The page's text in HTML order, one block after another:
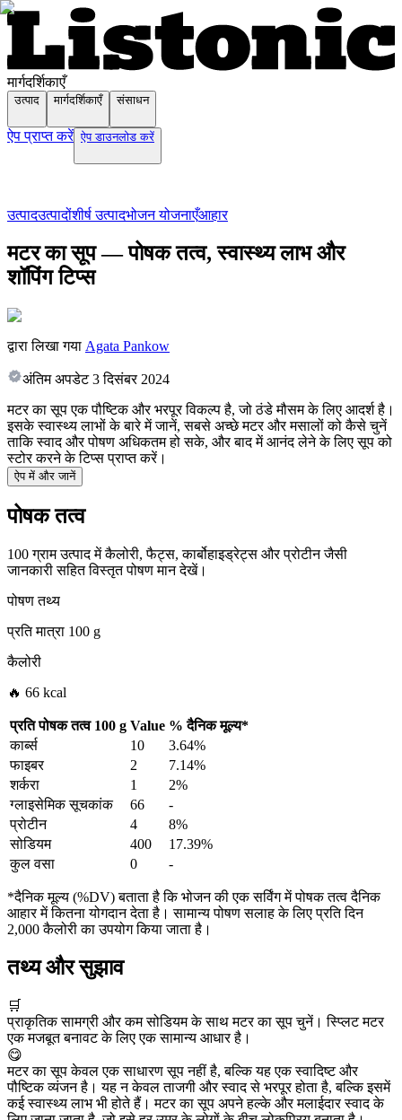
मार्गदर्शिकाएँ
उत्पाद मार्गदर्शिकाएँ संसाधन
ऐप प्राप्त करें ऐप डाउनलोड करें
उत्पादउत्पादोंशीर्ष उत्पादभोजन योजनाएँआहार
मटर का सूप — पोषक तत्व, स्वास्थ्य लाभ और
शॉपिंग टिप्स
द्वारा लिखा गया Agata Pankow
अंतिम अपडेट 3 दिसंबर 2024
मटर का सूप एक पौष्टिक और भरपूर विकल्प है, जो ठंडे मौसम के लिए आदर्श है।
इसके स्वास्थ्य लाभों के बारे में जानें, सबसे अच्छे मटर और मसालों को कैसे चुनें
ताकि स्वाद और पोषण अधिकतम हो सके, और बाद में आनंद लेने के लिए सूप को
स्टोर करने के टिप्स प्राप्त करें।
ऐप में और जानें
पोषक तत्व
100 ग्राम उत्पाद में कैलोरी, फैट्स, कार्बोहाइड्रेट्स और प्रोटीन जैसी
जानकारी सहित विस्तृत पोषण मान देखें।
पोषण तथ्य
प्रति मात्रा 100 g
कैलोरी
🔥 66 kcal
प्रति पोषक तत्व 100 g Value %दैनिक मूल्य*
कार्ब्स
10
3.64%
फाइबर
2
7.14%
शर्करा
1
2%
ग्लाइसेमिक सूचकांक
66
-
प्रोटीन
4
8%
सोडियम
400
17.39%
कुल वसा
0 -
*दैनिक मूल्य (%DV) बताता है कि भोजन की एक सर्विंग में पोषक तत्व दैनिक
आहार में कितना योगदान देता है। सामान्य पोषण सलाह के लिए प्रति दिन
2,000 कैलोरी का उपयोग किया जाता है।
तथ्य और सुझाव
🛒
प्राकृतिक सामग्री और कम सोडियम के साथ मटर का सूप चुनें। स्प्लिट मटर
एक मजबूत बनावट के लिए एक सामान्य आधार है।
😋
मटर का सूप केवल एक साधारण सूप नहीं है, बल्कि यह एक स्वादिष्ट और
पौष्टिक व्यंजन है। यह न केवल ताजगी और स्वाद से भरपूर होता है, बल्कि इसमें
कई स्वास्थ्य लाभ भी होते हैं। मटर का सूप अपने हल्के और मलाईदार स्वाद के